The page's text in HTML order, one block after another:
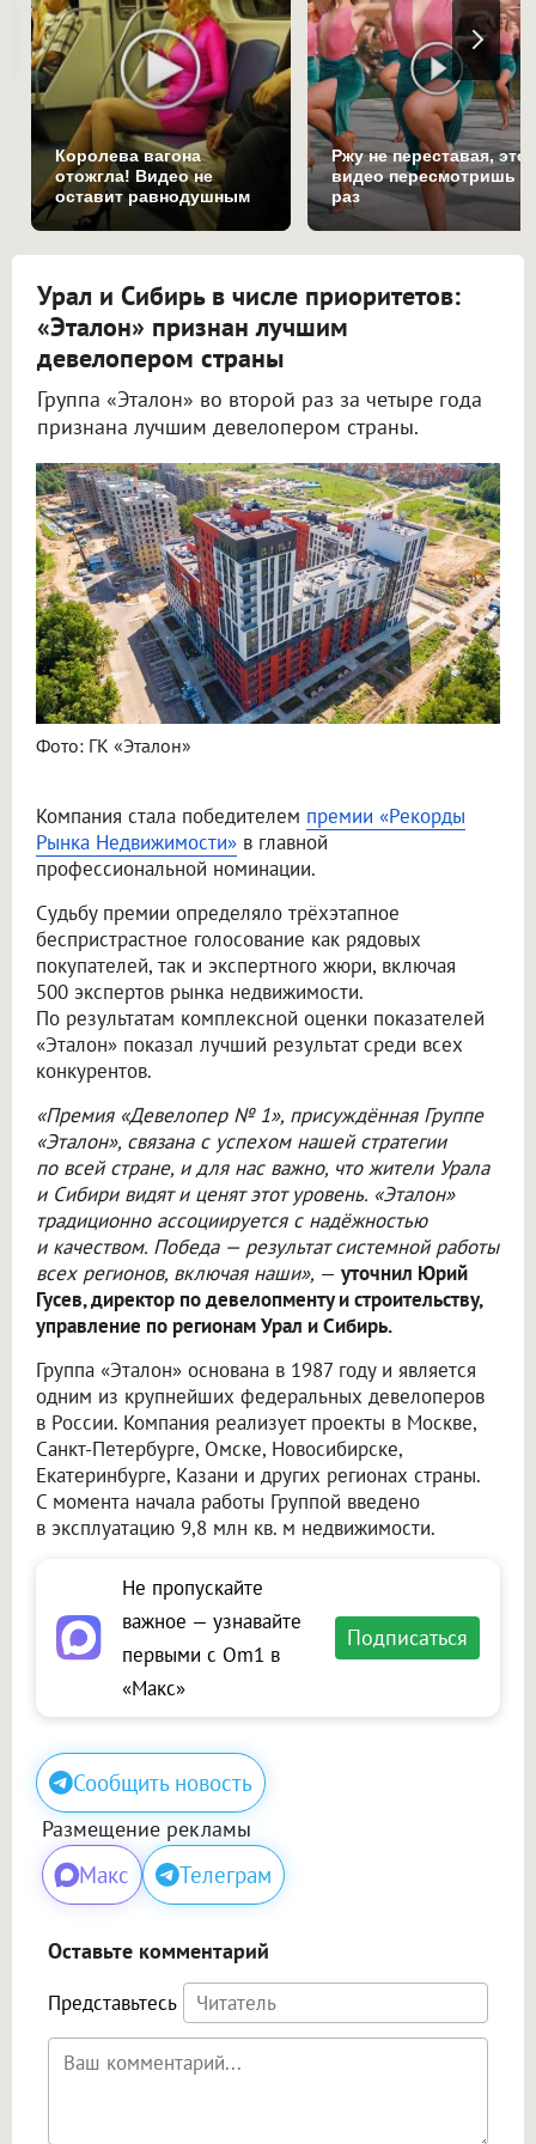
Королева вагона
отожгла! Видео не
оставит равнодушным
Ржу не переставая, это
видео пересмотришь
раз
Урал и Сибирь в числе приоритетов:
«Эталон» признан лучшим
девелопером страны
Группа «Эталон» во второй раз за четыре года
признана лучшим девелопером страны.
Фото: ГК «Эталон»
Компания стала победителем премии «Рекорды
Рынка Недвижимости» в главной
профессиональной номинации.
Судьбу премии определяло трёхэтапное
беспристрастное голосование как рядовых
покупателей, так и экспертного жюри, включая
500 экспертов рынка недвижимости.
По результатам комплексной оценки показателей
«Эталон» показал лучший результат среди всех
конкурентов.
«Премия «Девелопер № 1», присуждённая Группе
«Эталон», связана с успехом нашей стратегии
по всей стране, и для нас важно, что жители Урала
и Сибири видят и ценят этот уровень. «Эталон»
традиционно ассоциируется с надёжностью
и качеством. Победа — результат системной работы
всех регионов, включая наши», — уточнил Юрий
Гусев, директор по девелопменту и строительству,
управление по регионам Урал и Сибирь.
Группа «Эталон» основана в 1987 году и является
одним из крупнейших федеральных девелоперов
в России. Компания реализует проекты в Москве,
Санкт-Петербурге, Омске, Новосибирске,
Екатеринбурге, Казани и других регионах страны.
С момента начала работы Группой введено
в эксплуатацию 9,8 млн кв. м недвижимости.
Не пропускайте
важное — узнавайте
первыми с Om1 в
«Макс»
Подписаться
Сообщить новость
Размещение рекламы
Макс Телеграм
Оставьте комментарий
Представьтесь